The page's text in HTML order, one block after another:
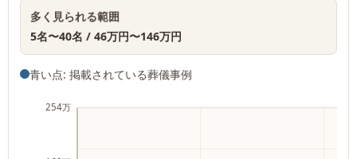
多く見られる範囲
5名〜40名 / 46万円〜146万円
青い点: 掲載されている葬儀事例
254万